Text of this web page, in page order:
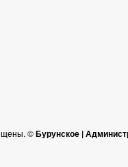
©Бурунское |